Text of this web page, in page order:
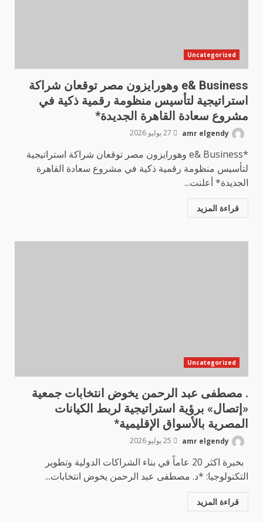
Uncategorized
e& Business وهورايزون مصر توقعان شراكة
استراتيجية لتأسيس منظومة رقمية ذكية في
مشروع سعادة القاهرة الجديدة*
*e& Business وهورايزون مصر توقعان شراكة استراتيجية
لتأسيس منظومة رقمية ذكية في مشروع سعادة القاهرة
الجديدة* أعلنت...
قراءة المزيد
Uncategorized
. مصطفى عبد الرحمن يخوض انتخابات جمعية
«إتصال» برؤية استراتيجية لربط الكيانات
المصرية بالأسواق الإقليمية*
بخبرة اكثر 20 عاماً في بناء الشراكات الدولية وتطوير
التكنولوجيا: *د. مصطفى عبد الرحمن يخوض انتخابات...
قراءة المزيد